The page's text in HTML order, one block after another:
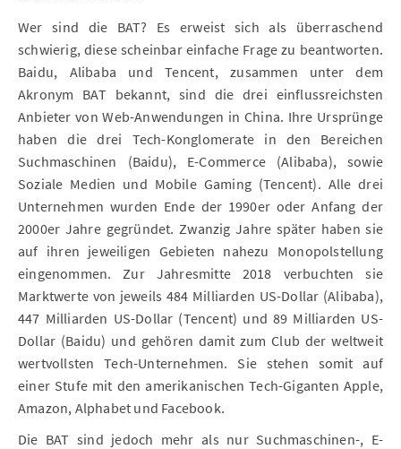
Wer sind die BAT? Es erweist sich als überraschend
schwierig, diese scheinbar einfache Frage zu beantworten.
Baidu, Alibaba und Tencent, zusammen unter dem
Akronym BAT bekannt, sind die drei einflussreichsten
Anbieter von Web-Anwendungen in China. Ihre Ursprünge
haben die drei Tech-Konglomerate in den Bereichen
Suchmaschinen (Baidu), E-Commerce (Alibaba), sowie
Soziale Medien und Mobile Gaming (Tencent). Alle drei
Unternehmen wurden Ende der 1990er oder Anfang der
2000er Jahre gegründet. Zwanzig Jahre später haben sie
auf ihren jeweiligen Gebieten nahezu Monopolstellung
eingenommen. Zur Jahresmitte 2018 verbuchten sie
Marktwerte von jeweils 484 Milliarden US-Dollar (Alibaba),
447 Milliarden US-Dollar (Tencent) und 89 Milliarden US-
Dollar (Baidu) und gehören damit zum Club der weltweit
wertvollsten Tech-Unternehmen. Sie stehen somit auf
einer Stufe mit den amerikanischen Tech-Giganten Apple,
Amazon, Alphabet und Facebook.
Die BAT sind jedoch mehr als nur Suchmaschinen-, E-